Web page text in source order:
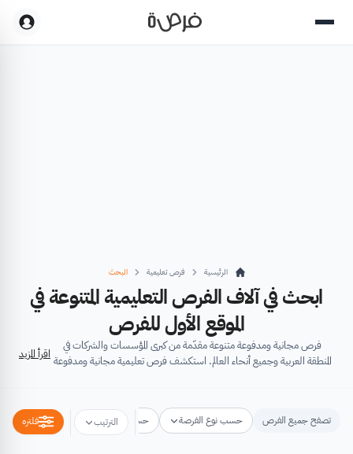
الرئيسية فرص تعليمية البحث
ابحث في آلاف الفرص التعليمية المتنوعة في
الموقع الأول للفرص
فرص مجانية ومدفوعة متنوعة مقدّمة من كبرى المؤسسات والشركات في
المنطقة العربية وجميع أنحاء العالم. استكشف فرص تعليمية مجانية ومدفوعة
الخبرات وبناء القدرات.
اقرأ المزيد
تصفح جميع الفرص حسب نوع الفرصة حسب مكان الفرصة حسب الترتيب فلتره